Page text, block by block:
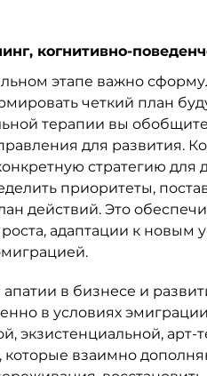
когнитивно-
этапе важно
четкий план
терапии вы
для развития.
стратегию
приоритеты,
действий. Это
адаптации к
в бизнесе и
в условиях
экзистенциальной,
которые взаимно